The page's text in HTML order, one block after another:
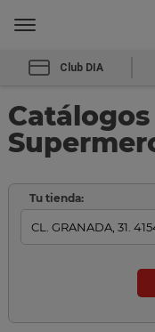
Club DIA
Tu tienda: